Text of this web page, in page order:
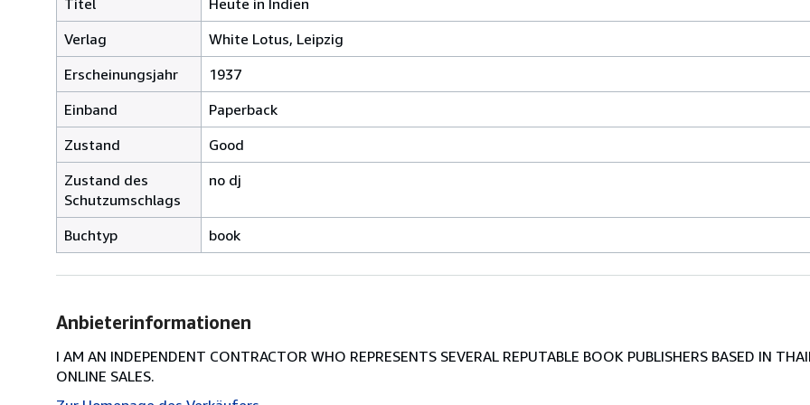
Verlag
White Lotus, Leipzig
Erscheinungsjahr
1937
Einband
Paperback
Zustand
Good
Zustand des
Schutzumschlags
no dj
Buchtyp book
Anbieterinformationen
I AM AN INDEPENDENT CONTRACTOR WHO REPRESENTS SEVERAL REPUTABLE BOOK PUBLISHERS BASED IN
ONLINE SALES.